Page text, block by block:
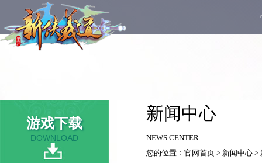
游戏下载
DOWNLOAD
新闻中心
NEWS CENTER
您的位置： 官网首页 > 新闻中心 >